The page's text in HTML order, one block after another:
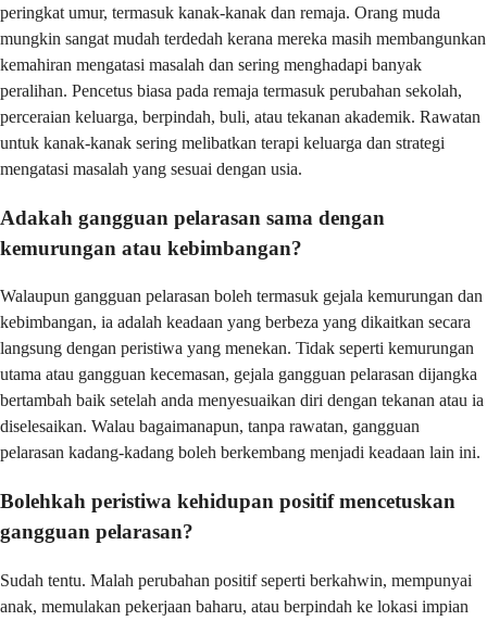
peringkat umur, termasuk kanak-kanak dan remaja. Orang muda
mungkin sangat mudah terdedah kerana mereka masih membangunkan
kemahiran mengatasi masalah dan sering menghadapi banyak
peralihan. Pencetus biasa pada remaja termasuk perubahan sekolah,
perceraian keluarga, berpindah, buli, atau tekanan akademik. Rawatan
untuk kanak-kanak sering melibatkan terapi keluarga dan strategi
mengatasi masalah yang sesuai dengan usia.
Adakah gangguan pelarasan sama dengan
kemurungan atau kebimbangan?
Walaupun gangguan pelarasan boleh termasuk gejala kemurungan dan
kebimbangan, ia adalah keadaan yang berbeza yang dikaitkan secara
langsung dengan peristiwa yang menekan. Tidak seperti kemurungan
utama atau gangguan kecemasan, gejala gangguan pelarasan dijangka
bertambah baik setelah anda menyesuaikan diri dengan tekanan atau ia
diselesaikan. Walau bagaimanapun, tanpa rawatan, gangguan
pelarasan kadang-kadang boleh berkembang menjadi keadaan lain ini.
Bolehkah peristiwa kehidupan positif mencetuskan
gangguan pelarasan?
Sudah tentu. Malah perubahan positif seperti berkahwin, mempunyai
anak, memulakan pekerjaan baharu, atau berpindah ke lokasi impian